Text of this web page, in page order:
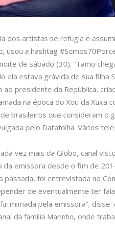
dos artistas se refugia e
usou a hashtag
de sábado (30). “Tamo
ela estava grávida de sua filha
presidente da República,
na época do Xou da Xuxa
brasileiros que consideram o
pelo Datafolha. Vários
vez mais da Globo, canal
da emissora desde o fim de
foi entrevistada no
de eventualmente ter
mimada pela emissora”,
da família Marinho, onde